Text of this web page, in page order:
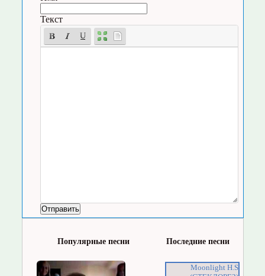
Текст
Популярные песни Последние песни
Moonlight H.S